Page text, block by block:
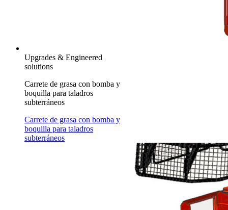
Upgrades & Engineered
solutions
Carrete de grasa con bomba y
boquilla para taladros
subterráneos
Carrete de grasa con bomba y
boquilla para taladros
subterráneos